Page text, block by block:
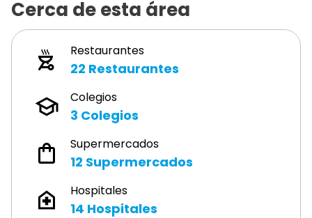
Cerca de esta área
Restaurantes
22 Restaurantes
Colegios
3 Colegios
Supermercados
12 Supermercados
Hospitales
14 Hospitales